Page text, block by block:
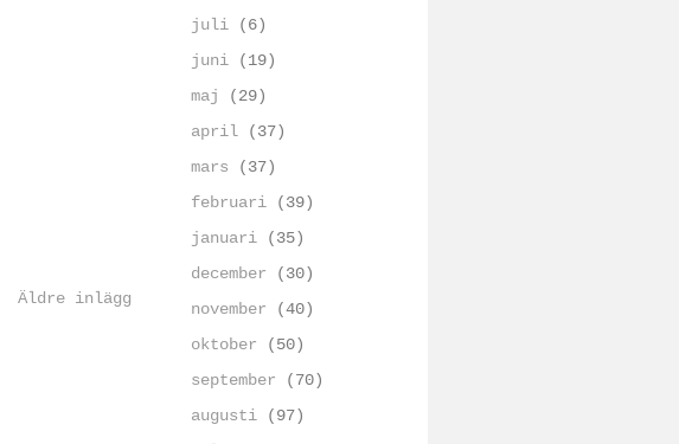
Äldre inlägg
juli (6)
juni (19)
maj
(29)
april (37)
mars (37)
februari (39)
januari (35)
december (30)
november (40)
oktober (50)
september (70)
augusti (97)